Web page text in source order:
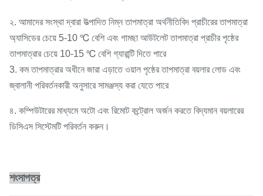
২. আমাদের সংস্থা দ্বারা উত্পাদিত নিম্ন তাপমাত্রা অর্থনীতিবিদ প্রাচীরের তাপমাত্রা
অ্যাসিডের চেয়ে 5-10 ℃ বেশি এবং গামছা আউটলেট তাপমাত্রা প্রাচীর পৃষ্ঠের
তাপমাত্রার চেয়ে 10-15 ℃ বেশি গ্যারান্টি দিতে পারে
3. কম তাপমাত্রার অধীনে জারা এড়াতে ওয়াল পৃষ্ঠের তাপমাত্রা বয়লার লোড এবং
জ্বালানী পরিবর্তনকারী অনুসারে সামঞ্জস্য করা যেতে পারে
৪. কম্পিউটারের মাধ্যমে অটো এবং রিমোট কন্ট্রোল অর্জন করতে বিদ্যমান বয়লারের
ডিসিএস সিস্টেমটি পরিবর্তন করুন।
শংসাপত্র